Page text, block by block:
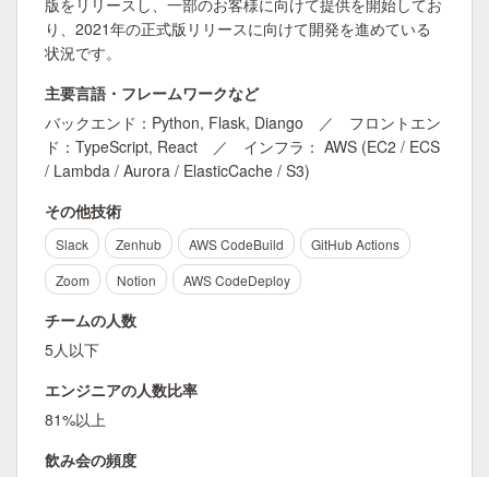
版をリリースし、一部のお客様に向けて提供を開始してお
り、2021年の正式版リリースに向けて開発を進めている
状況です。
主要言語・フレームワークなど
バックエンド：Python, Flask, Diango ／ フロントエン
ド：TypeScript, React ／ インフラ： AWS (EC2 / ECS
/ Lambda / Aurora / ElasticCache / S3)
その他技術
Slack Zenhub AWS CodeBuild
GitHub Actions
Zoom
Notion AWS CodeDeploy
チームの人数
5人以下
エンジニアの人数比率
81%以上
飲み会の頻度